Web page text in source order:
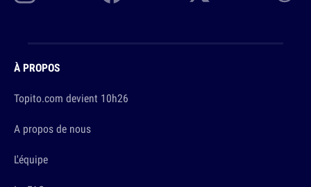
À PROPOS
Topito.com devient 10h26
A propos de nous
L'équipe